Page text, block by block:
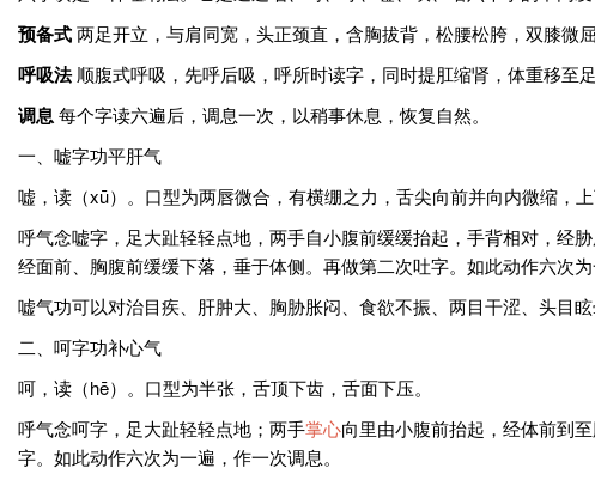
预备式两足开立，与肩同宽，头正颈直，含胸拔背，松腰松胯，双膝微
呼吸法顺腹式呼吸，先呼后吸，呼所时读字，同时提肛缩肾，体重移至足
调息每个字读六遍后，调息一次，以稍事休息，恢复自然。
一、嘘字功平肝气
嘘，读（xū）。口型为两唇微合，有横绷之力，舌尖向前并向内微缩，上
呼气念嘘字，足大趾轻轻点地，两手自小腹前缓缓抬起，手背相对，经
经面前、胸腹前缓缓下落，垂于体侧。再做第二次吐字。如此动作六次为
嘘气功可以对治目疾、肝肿大、胸胁胀闷、食欲不振、两目干涩、头目眩
二、呵字功补心气
呵，读（hē）。口型为半张，舌顶下齿，舌面下压。
呼气念呵字，足大趾轻轻点地；两手掌心向里由小腹前抬起，经体前到
字。如此动作六次为一遍，作一次调息。